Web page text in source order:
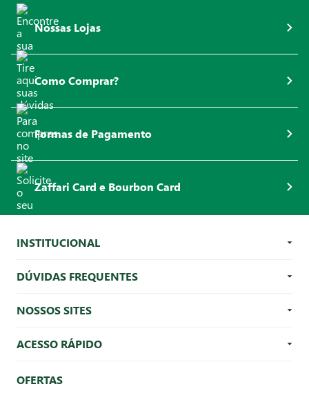
Nossas Lojas
Como Comprar?
Formas de Pagamento
Zaffari Card e Bourbon Card
INSTITUCIONAL
DÚVIDAS FREQUENTES
NOSSOS SITES
ACESSO RÁPIDO
OFERTAS